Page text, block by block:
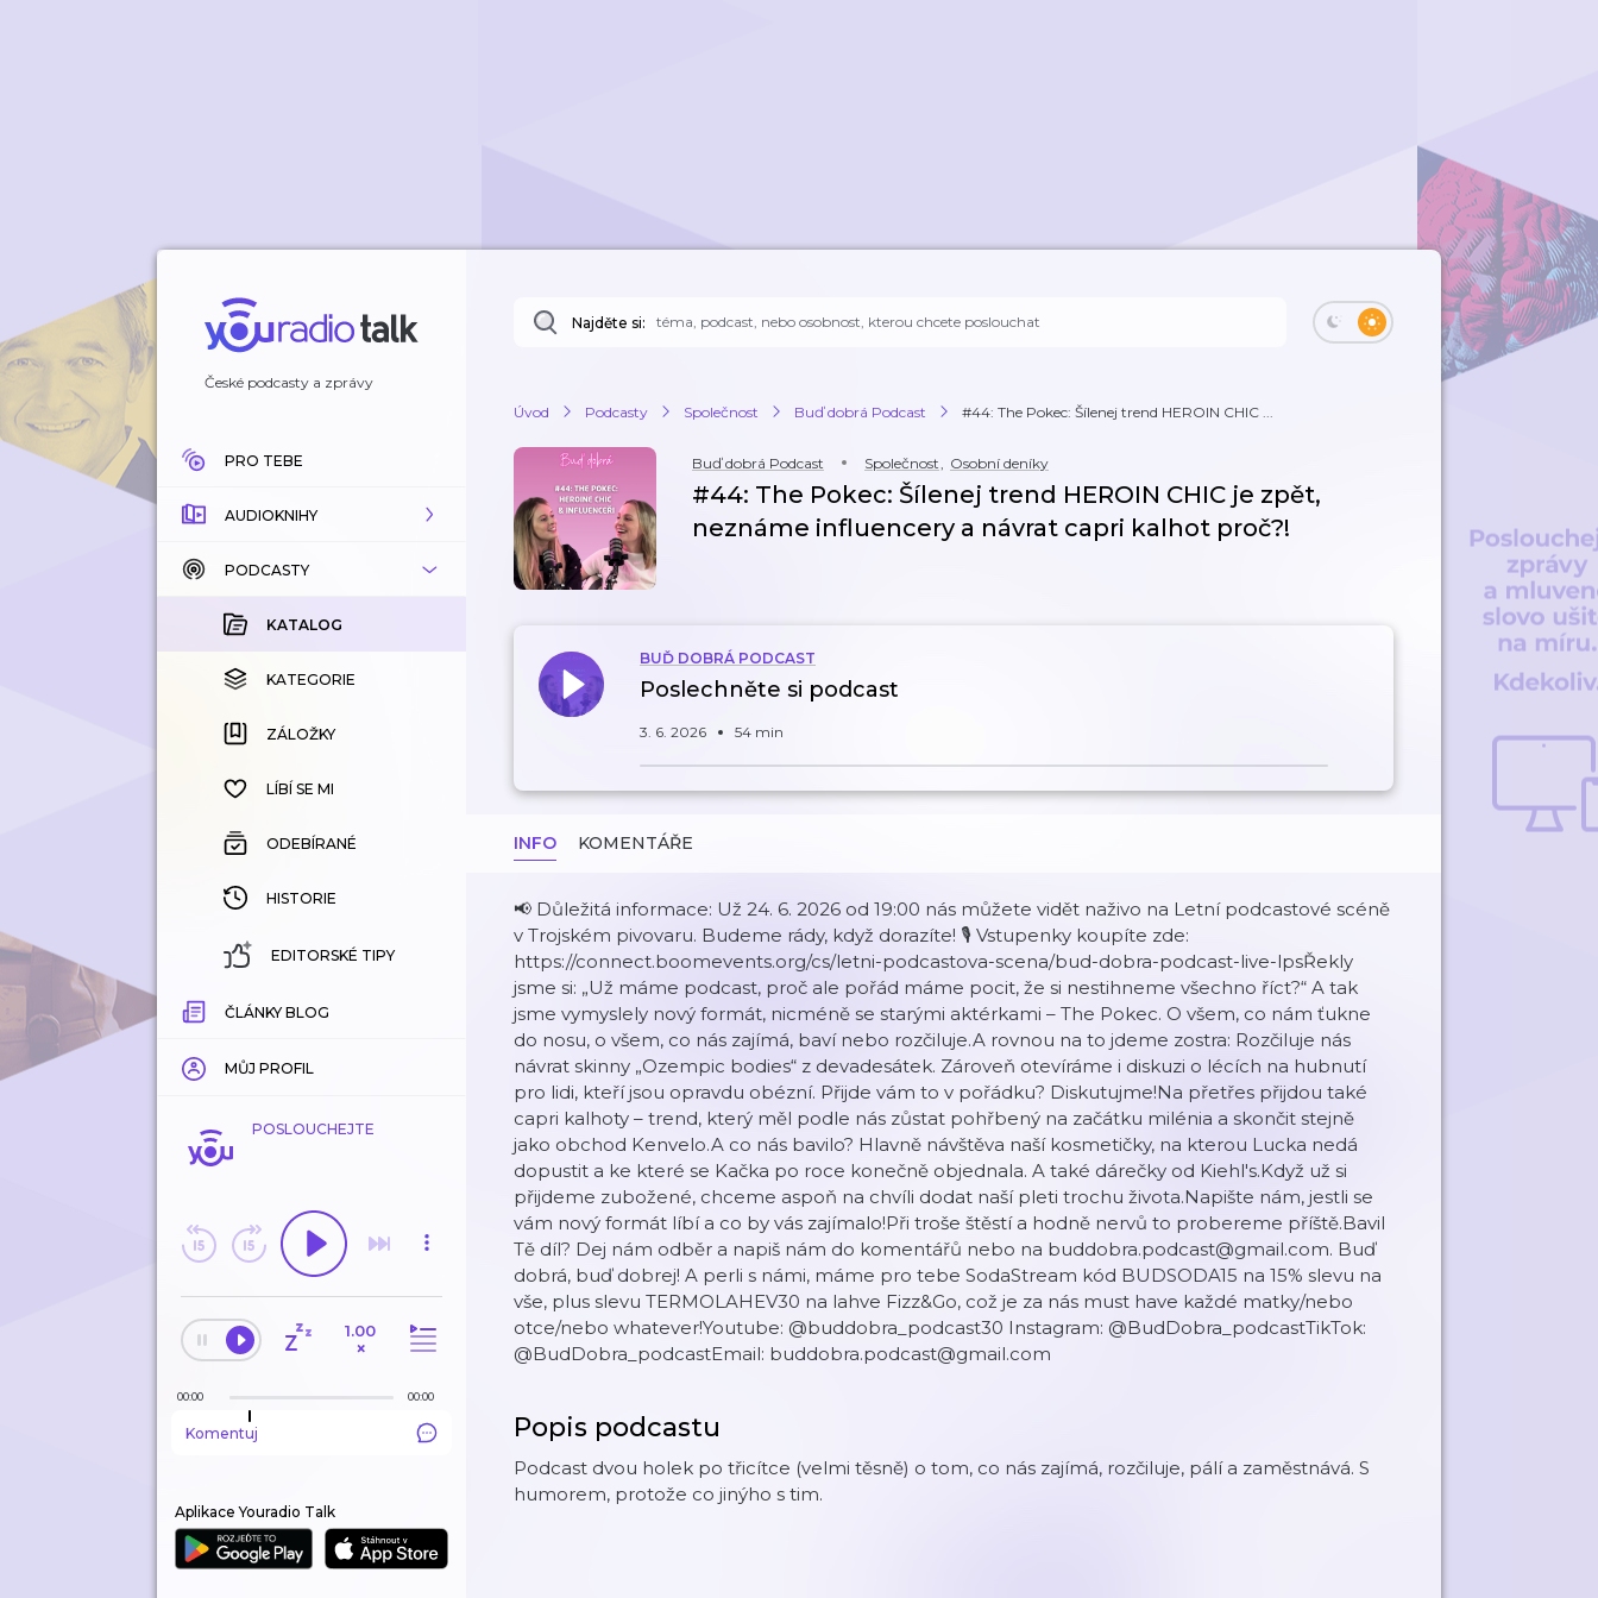
České podcasty a zprávy
PRO TEBE
AUDIOKNIHY
KATALOG
KOUPENÉ
KATEGORIE
ZÁLOŽKY
HISTORIE
PODCASTY
KATALOG
KATEGORIE
ZÁLOŽKY
LÍBÍ SE MI
ODEBÍRANÉ
HISTORIE
EDITORSKÉ TIPY
ČLÁNKY BLOG
MŮJ PROFIL
POSLOUCHEJTE
1.00
×
00:00 00:00
Komentuj
Aplikace Youradio Talk
Najděte si:
Úvod Podcasty Společnost Buď dobrá Podcast #44: The Pokec: Šílenej trend HEROIN CHIC ...
Buď dobrá Podcast Společnost, Osobní deníky
#44: The Pokec: Šílenej trend HEROIN CHIC je zpět,
neznáme influencery a návrat capri kalhot proč?!
BUĎ DOBRÁ PODCAST
Poslechněte si podcast
3. 6. 2026 54 min
INFO KOMENTÁŘE
📢 Důležitá informace: Už 24. 6. 2026 od 19:00 nás můžete vidět naživo na Letní podcastové scéně
v Trojském pivovaru. Budeme rády, když dorazíte! 🎙️ Vstupenky koupíte zde:
https://connect.boomevents.org/cs/letni-podcastova-scena/bud-dobra-podcast-live-lpsŘekly
jsme si: „Už máme podcast, proč ale pořád máme pocit, že si nestihneme všechno říct?“ A tak
jsme vymyslely nový formát, nicméně se starými aktérkami – The Pokec. O všem, co nám ťukne
do nosu, o všem, co nás zajímá, baví nebo rozčiluje.A rovnou na to jdeme zostra: Rozčiluje nás
návrat skinny „Ozempic bodies“ z devadesátek. Zároveň otevíráme i diskuzi o lécích na hubnutí
pro lidi, kteří jsou opravdu obézní. Přijde vám to v pořádku? Diskutujme!Na přetřes přijdou také
capri kalhoty – trend, který měl podle nás zůstat pohřbený na začátku milénia a skončit stejně
jako obchod Kenvelo.A co nás bavilo? Hlavně návštěva naší kosmetičky, na kterou Lucka nedá
dopustit a ke které se Kačka po roce konečně objednala. A také dárečky od Kiehl's.Když už si
přijdeme zubožené, chceme aspoň na chvíli dodat naší pleti trochu života.Napište nám, jestli se
vám nový formát líbí a co by vás zajímalo!Při troše štěstí a hodně nervů to probereme příště.Bavil
Tě díl? Dej nám odběr a napiš nám do komentářů nebo na buddobra.podcast@gmail.com. Buď
dobrá, buď dobrej! A perli s námi, máme pro tebe SodaStream kód BUDSODA15 na 15% slevu na
vše, plus slevu TERMOLAHEV30 na lahve Fizz&Go, což je za nás must have každé matky/nebo
otce/nebo whatever!Youtube: ‪@buddobra_podcast30‬ Instagram: @BudDobra_podcastTikTok:
@BudDobra_podcastEmail: buddobra.podcast@gmail.com
Popis podcastu
Podcast dvou holek po třicítce (velmi těsně) o tom, co nás zajímá, rozčiluje, pálí a zaměstnává. S
humorem, protože co jinýho s tim.